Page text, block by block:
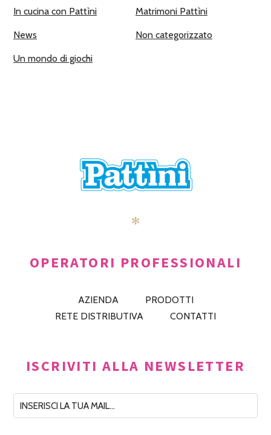
In cucina con Pattìni Matrimoni Pattìni
News Non categorizzato
Un mondo di giochi
✻
OPERATORI PROFESSIONALI
AZIENDA
PRODOTTI
RETE DISTRIBUTIVA
CONTATTI
ISCRIVITI ALLA NEWSLETTER